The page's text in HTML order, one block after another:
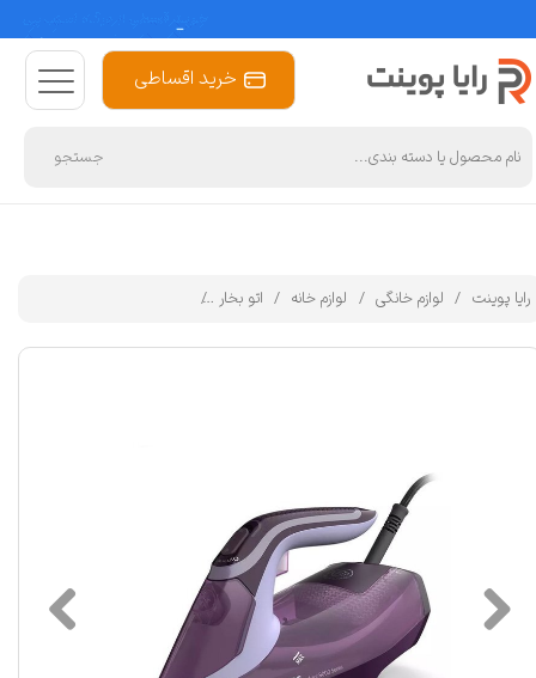
جستجو
خرید اقساطی
رایا پوینت لوازم خانگی لوازم خانه اتو بخار